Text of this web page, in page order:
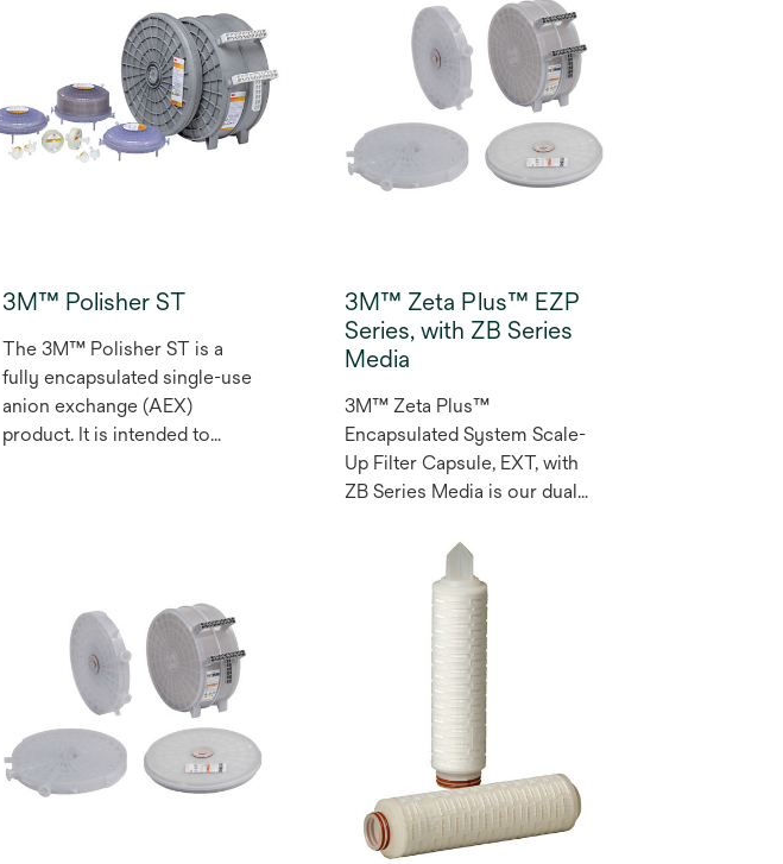
3M™ Polisher ST
The 3M™ Polisher ST is a
fully encapsulated single-use
anion exchange (AEX)
product. It is intended to
biopharmaceutical process
streams. The 3M™ Polisher
ST is a synthetic, hybrid
purifier containing two
complementary AEX-
functional media: a
quaternary ammonium (“Q”)
3M™ Zeta Plus™ EZP
Series, with ZB Series
Media
3M™ Zeta Plus™
Encapsulated System Scale-
Up Filter Capsule, EXT, with
ZB Series Media is our dual
of pre-extracted inorganic
filter aid, cellulose and a high,
positively charged resin
system that that pulls
negatively charged
contaminants from the fluid.